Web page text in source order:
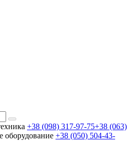
+38 (098) 317-97-75+38 (063)
оборудование +38 (050) 504-43-